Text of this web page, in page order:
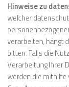
Hinweise zu
welcher
verarbeiten, hängt
bitten. Falls die
Verarbeitung Ihrer
werden die mithilfe